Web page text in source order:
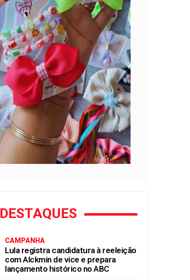
DESTAQUES
CAMPANHA
Lula registra candidatura à reeleição
com Alckmin de vice e prepara
lançamento histórico no ABC